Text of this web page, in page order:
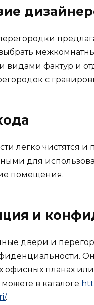
видами фактур и
с
легко чистятся
для
помещения.
и
двери и
офисных планах
в каталоге
.